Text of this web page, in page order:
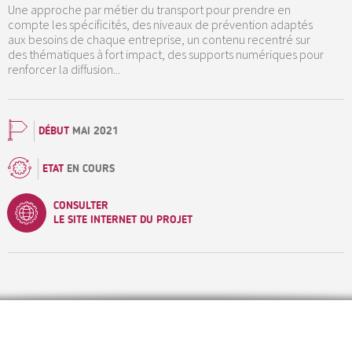
Une approche par métier du transport pour prendre en
compte les spécificités, des niveaux de prévention adaptés
aux besoins de chaque entreprise, un contenu recentré sur
des thématiques à fort impact, des supports numériques pour
renforcer la diffusion...
DÉBUT MAI 2021
ETAT EN COURS
CONSULTER
LE SITE INTERNET DU PROJET